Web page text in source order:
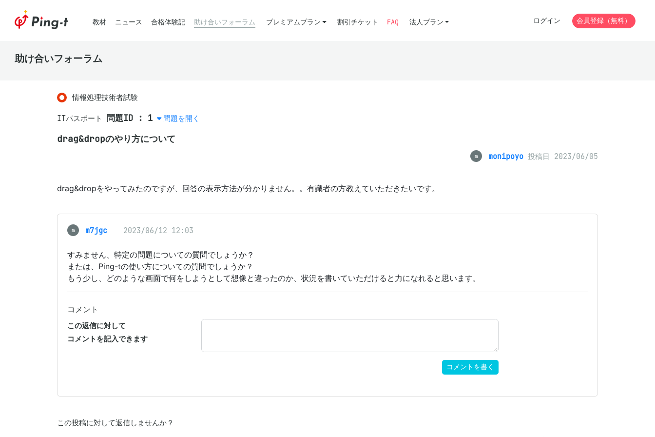
教材 ニュース 合格体験記 助け合いフォーラム プレミアムプラン 割引チケット FAQ 法人プラン ログイン 会員登録（無料）
助け合いフォーラム
情報処理技術者試験
ITパスポート 問題ID : 1 問題を開く
drag&dropのやり方について
m monipoyo 投稿日 2023/06/05
drag&dropをやってみたのですが、回答の表示方法が分かりません。。有識者の方教えていただきたいです。
m m7jgc 2023/06/12 12:03
すみません、特定の問題についての質問でしょうか？
または、Ping-tの使い方についての質問でしょうか？
もう少し、どのような画面で何をしようとして想像と違ったのか、状況を書いていただけると力になれると思います。
コメント
この返信に対して
コメントを記入できます
コメントを書く
この投稿に対して返信しませんか？